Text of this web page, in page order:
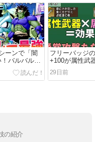
ーンで「闇
バルバルー
フリーバッジ
+100が属性武
で適用される
ました
29日前
の紹介